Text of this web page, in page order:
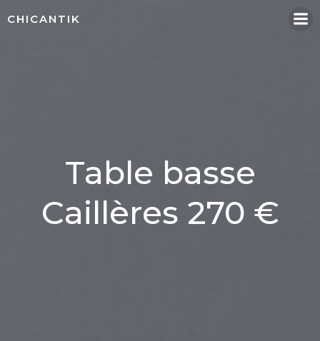
CHICANTIK
Table basse
Caillères 270 €